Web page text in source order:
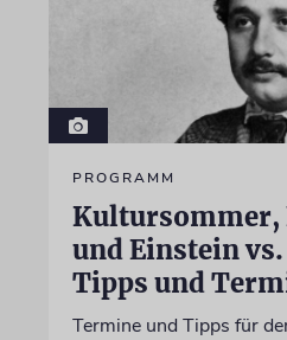
PROGRAMM
Kultursommer,
und Einstein
Tipps und
Termine und Tipps für